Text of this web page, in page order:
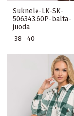
Suknelė-LK-SK-
506343.60P-balta-
juoda
38 40